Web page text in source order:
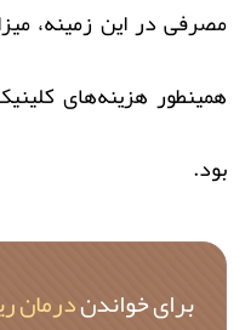
مصرفی در این زمینه،
همینطور هزینه‌های
بود.
برای خواندندرمان